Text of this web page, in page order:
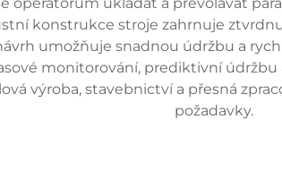
konstrukce stroje zahrnuje
umožňuje snadnou údržbu a
monitorování, prediktivní
výroba, stavebnictví a přesná
požadavky.